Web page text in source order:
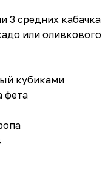
3 средних кабачка
или оливкового
кубиками
фета